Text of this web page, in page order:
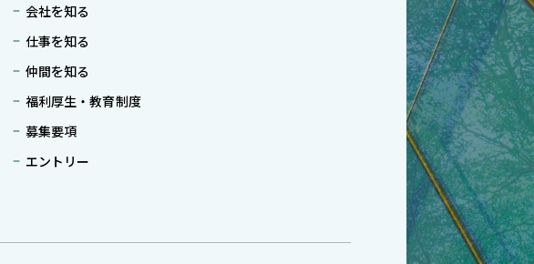
会社を知る
仕事を知る
仲間を知る
福利厚生・教育制度
募集要項
エントリー